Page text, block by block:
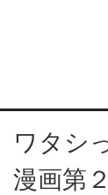
ワタシ
漫画第